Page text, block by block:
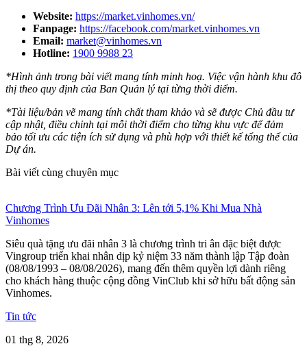
Website: https://market.vinhomes.vn/
Fanpage: https://facebook.com/market.vinhomes.vn
Email: market@vinhomes.vn
Hotline: 1900 9988 23
*Hình ảnh trong bài viết mang tính minh hoạ. Việc vận hành khu đô
thị theo quy định của Ban Quản lý tại từng thời điểm.
*Tài liệu/bản vẽ mang tính chất tham khảo và sẽ được Chủ đầu tư
cập nhật, điều chỉnh tại mỗi thời điểm cho từng khu vực để đảm
bảo tối ưu các tiện ích sử dụng và phù hợp với thiết kế tổng thể của
Dự án.
Bài viết cùng chuyên mục
Chương Trình Ưu Đãi Nhân 3: Lên tới 5,1% Khi Mua Nhà
Vinhomes
Siêu quà tặng ưu đãi nhân 3 là chương trình tri ân đặc biệt được
Vingroup triển khai nhân dịp kỷ niệm 33 năm thành lập Tập đoàn
(08/08/1993 – 08/08/2026), mang đến thêm quyền lợi dành riêng
cho khách hàng thuộc cộng đồng VinClub khi sở hữu bất động sản
Vinhomes.
Tin tức
01 thg 8, 2026